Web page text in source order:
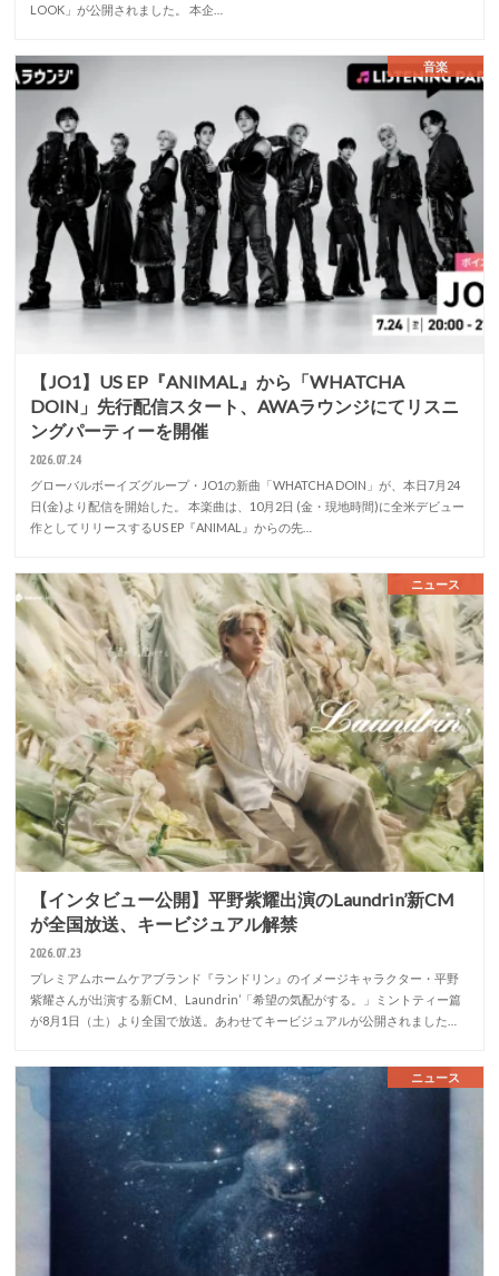
LOOK」が公開されました。 本企…
音楽
【JO1】US EP『ANIMAL』から「WHATCHA
DOIN」先行配信スタート、AWAラウンジにてリスニ
ングパーティーを開催
2026.07.24
グローバルボーイズグループ・JO1の新曲「WHATCHA DOIN」が、本日7月24
日(金)より配信を開始した。 本楽曲は、10月2日 (⾦・現地時間)に全⽶デビュー
作としてリリースするUS EP『ANIMAL』からの先…
ニュース
【インタビュー公開】平野紫耀出演のLaundrin’新CM
が全国放送、キービジュアル解禁
2026.07.23
プレミアムホームケアブランド『ランドリン』のイメージキャラクター・平野
紫耀さんが出演する新CM、Laundrin’「希望の気配がする。」ミントティー篇
が8月1日（土）より全国で放送。あわせてキービジュアルが公開されました…
ニュース